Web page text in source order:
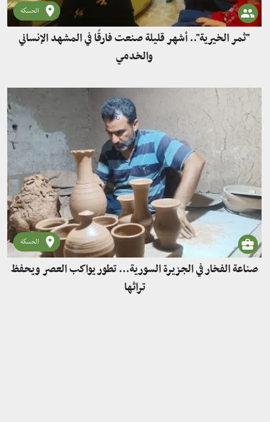
الحسكة
"ثمر الخيرية".. أشهر قليلة صنعت فارقًا في المشهد الإنساني
والخدمي
الحسكة
صناعة الفخار في الجزيرة السورية... تطور يواكب العصر ويحفظ
تراثها